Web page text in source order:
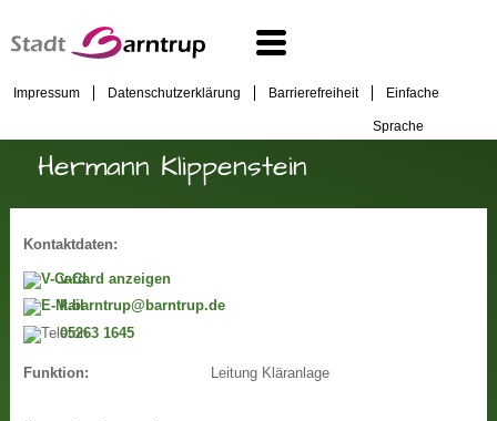
Impressum Datenschutzerklärung Barrierefreiheit Einfache
Sprache
Hermann Klippenstein
Kontaktdaten:
v-Card anzeigen
k.barntrup@barntrup.de
05263 1645
Funktion: Leitung Kläranlage